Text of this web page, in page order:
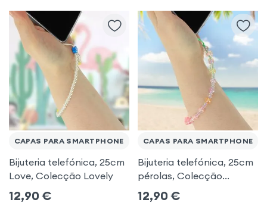
CAPAS PARA SMARTPHONE
Bijuteria telefónica, 25cm
Love, Colecção Lovely
12,90 €
CAPAS PARA SMARTPHONE
Bijuteria telefónica, 25cm
pérolas, Colecção
Summer
12,90 €